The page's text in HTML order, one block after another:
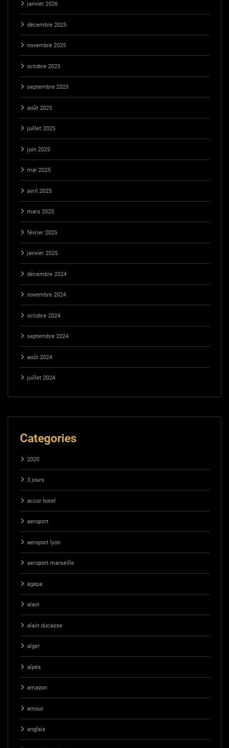
janvier 2026
décembre 2025
novembre 2025
octobre 2025
septembre 2025
août 2025
juillet 2025
juin 2025
mai 2025
avril 2025
mars 2025
février 2025
janvier 2025
décembre 2024
novembre 2024
octobre 2024
septembre 2024
août 2024
juillet 2024
Categories
2020
3 jours
accor hotel
aeroport
aeroport lyon
aeroport marseille
agapa
alain
alain ducasse
alger
alpes
amazon
amour
anglais